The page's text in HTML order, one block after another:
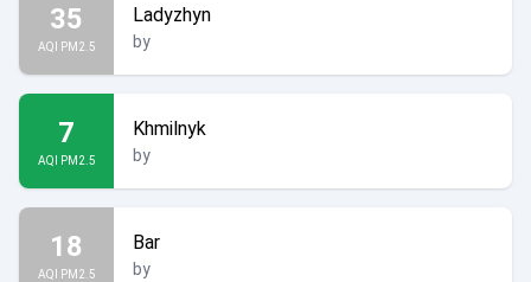
35
AQI PM2.5
Ladyzhyn
by
7
AQI PM2.5
Khmilnyk
by
18
AQI PM2.5
Bar
by